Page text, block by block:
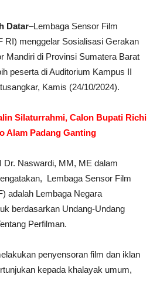
Datar–Lembaga Sensor Film
RI) menggelar Sosialisasi Gerakan
Mandiri di Provinsi Sumatera Barat
peserta di Auditorium Kampus II
Kamis (24/10/2024).
Silaturrahmi, Calon Bupati Richi
Alam Padang Ganting
Dr. Naswardi, MM, ME dalam
Lembaga Sensor Film
adalah Lembaga Negara
berdasarkan Undang-Undang
Perfilman.
penyensoran film dan iklan
kepada khalayak umum,